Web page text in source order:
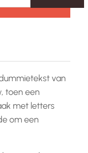
van
toen een
met letters
om een